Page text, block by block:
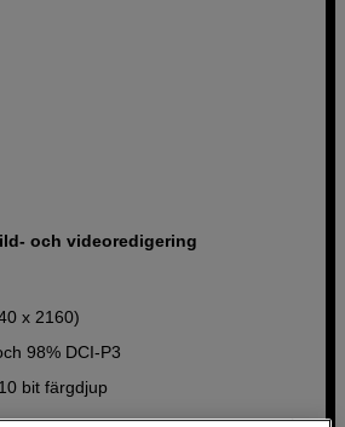
och videoredigering
x 2160)
98% DCI-P3
bit färgdjup